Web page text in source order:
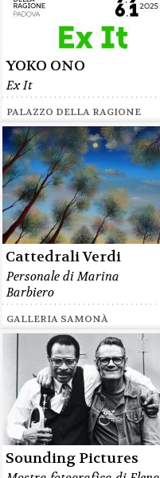
YOKO ONO
Ex It
PALAZZO DELLA RAGIONE
Cattedrali Verdi
Personale di Marina
Barbiero
GALLERIA SAMONÀ
Sounding Pictures